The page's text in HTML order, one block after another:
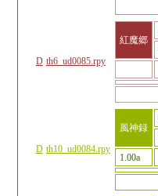
D th6_ud0085.rpy
紅魔郷
D th10_ud0084.rpy
風神録
1.00a